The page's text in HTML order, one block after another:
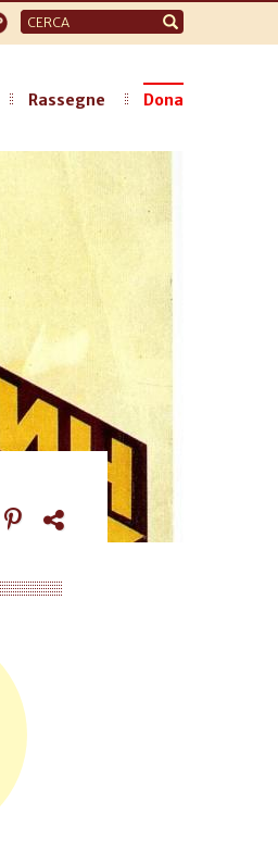
Form
di
Rassegne Dona